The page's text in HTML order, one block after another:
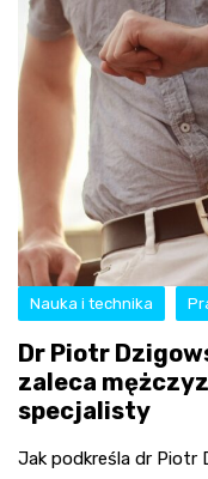
Nauka i technika
Dr Piotr
zaleca
specjalisty
Jak podkreśla dr Piotr